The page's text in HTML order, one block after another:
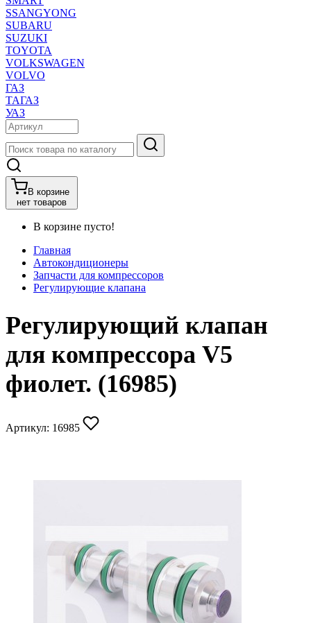
SSANGYONG
SUBARU
SUZUKI
TOYOTA
VOLKSWAGEN
VOLVO
ГАЗ
ТАГАЗ
УАЗ
В корзине
нет товаров
В корзине пусто!
Главная
Автокондиционеры
Запчасти для компрессоров
Регулирующие клапана
Регулирующий клапан
для компрессора V5
фиолет. (16985)
Артикул: 16985